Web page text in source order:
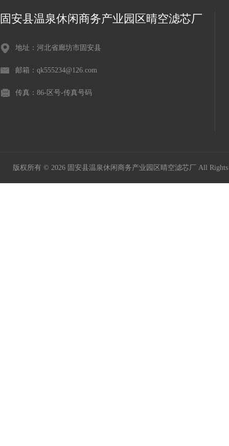
固安县温泉休闲商务产业园区晴空滤芯厂
地址：河北省廊坊市固安县
邮箱：qk555234@126.com
传真：86-区号-传真号码
版权所有 © 2026 固安县温泉休闲商务产业园区晴空滤芯厂 All